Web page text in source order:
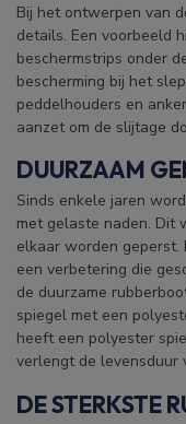
Bij het ontwerpen van
details. Een voorbeeld
beschermstrips onder
bescherming bij het
peddelhouders en
aanzet om de slijtage
DUURZAAM
Sinds enkele jaren
met gelaste naden. Dit
elkaar worden geperst.
een verbetering die
de duurzame
spiegel met een
heeft een polyester
verlengt de levensduur
DE STERKSTE